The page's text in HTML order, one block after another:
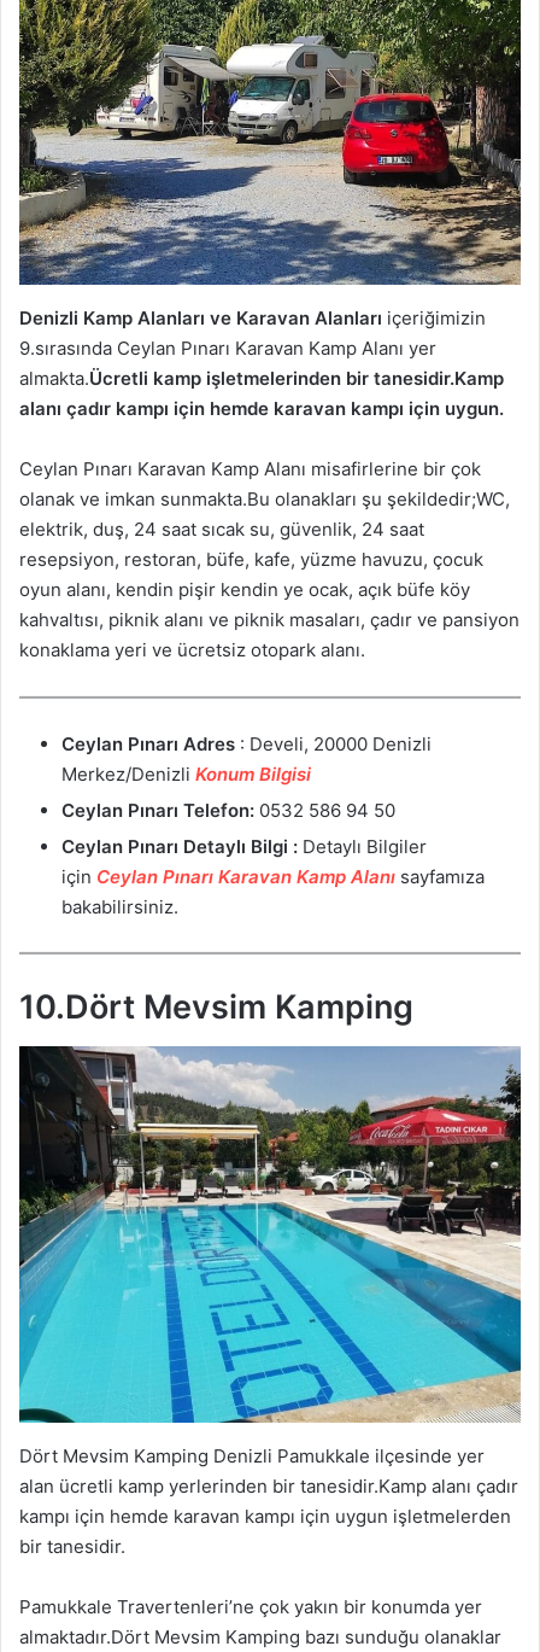
Denizli Kamp Alanları ve Karavan Alanları içeriğimizin
9.sırasında Ceylan Pınarı Karavan Kamp Alanı yer
almakta.Ücretli kamp işletmelerinden bir tanesidir.Kamp
alanı çadır kampı için hemde karavan kampı için uygun.
Ceylan Pınarı Karavan Kamp Alanı misafirlerine bir çok
olanak ve imkan sunmakta.Bu olanakları şu şekildedir;WC,
elektrik, duş, 24 saat sıcak su, güvenlik, 24 saat
resepsiyon, restoran, büfe, kafe, yüzme havuzu, çocuk
oyun alanı, kendin pişir kendin ye ocak, açık büfe köy
kahvaltısı, piknik alanı ve piknik masaları, çadır ve pansiyon
konaklama yeri ve ücretsiz otopark alanı.
Ceylan Pınarı Adres : Develi, 20000 Denizli
Merkez/Denizli Konum Bilgisi
Ceylan Pınarı Telefon: 0532 586 94 50
Ceylan Pınarı Detaylı Bilgi : Detaylı Bilgiler
için Ceylan Pınarı Karavan Kamp Alanı sayfamıza
bakabilirsiniz.
10.Dört Mevsim Kamping
Dört Mevsim Kamping Denizli Pamukkale ilçesinde yer
alan ücretli kamp yerlerinden bir tanesidir.Kamp alanı çadır
kampı için hemde karavan kampı için uygun işletmelerden
bir tanesidir.
Pamukkale Travertenleri’ne çok yakın bir konumda yer
almaktadır.Dört Mevsim Kamping bazı sunduğu olanaklar